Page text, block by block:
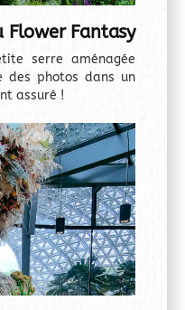
Flower Fantasy
serre aménagée
des photos dans un
assuré !